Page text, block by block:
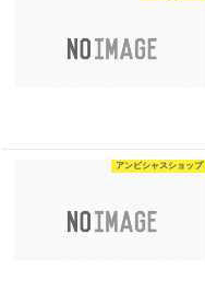
アンビシャスショップ